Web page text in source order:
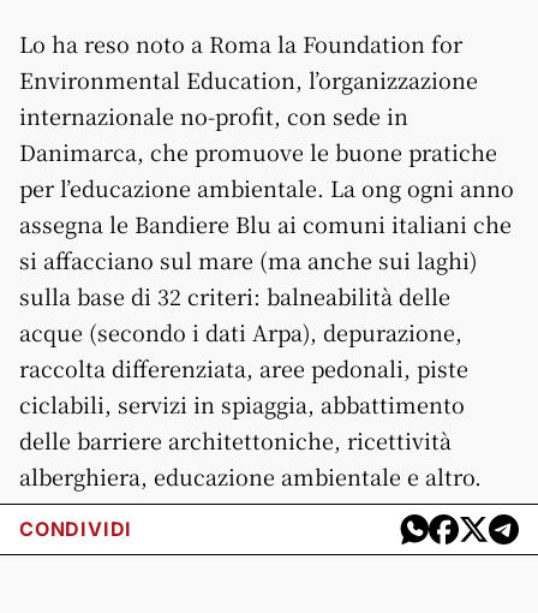
Lo ha reso noto a Roma la Foundation for
Environmental Education, l’organizzazione
internazionale no-profit, con sede in
Danimarca, che promuove le buone pratiche
per l’educazione ambientale. La ong ogni anno
assegna le Bandiere Blu ai comuni italiani che
si affacciano sul mare (ma anche sui laghi)
sulla base di 32 criteri: balneabilità delle
acque (secondo i dati Arpa), depurazione,
raccolta differenziata, aree pedonali, piste
ciclabili, servizi in spiaggia, abbattimento
delle barriere architettoniche, ricettività
alberghiera, educazione ambientale e altro.
CONDIVIDI